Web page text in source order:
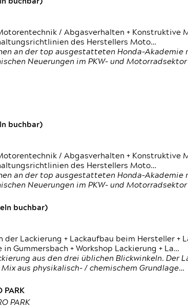
/ Abgasverhalten + Konstruktive
des Herstellers Moto…
an der top ausgestatteten Honda-
Neuerungen im PKW- und
buchbar)
/ Abgasverhalten + Konstruktive
des Herstellers Moto…
an der top ausgestatteten Honda-
Neuerungen im PKW- und
buchbar)
Lackierung + Lackaufbau beim Hersteller +
Gummersbach + Workshop Lackierung + La…
aus den drei üblichen Blickwinkeln. Der
aus physikalisch- / chemischem Grundlage…
PARK
PARK